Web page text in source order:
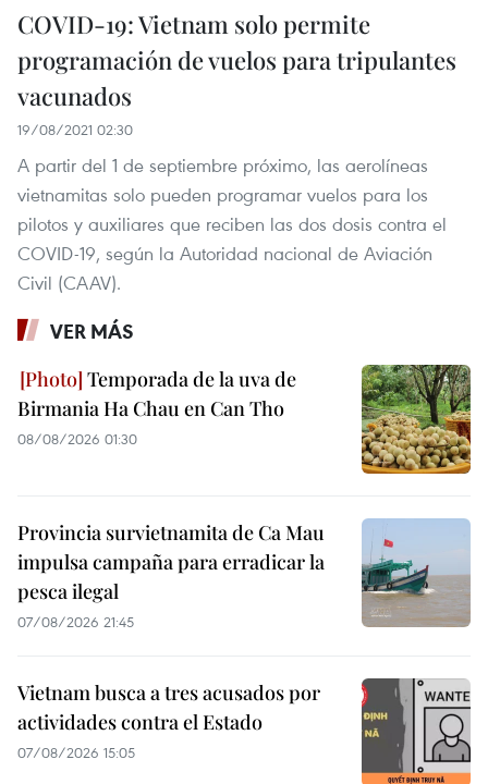
COVID-19: Vietnam solo permite
programación de vuelos para tripulantes
vacunados
19/08/2021 02:30
A partir del 1 de septiembre próximo, las aerolíneas
vietnamitas solo pueden programar vuelos para los
pilotos y auxiliares que reciben las dos dosis contra el
COVID-19, según la Autoridad nacional de Aviación
Civil (CAAV).
VER MÁS
Temporada de la uva de
Birmania Ha Chau en Can Tho
08/08/2026 01:30
Provincia survietnamita de Ca Mau
impulsa campaña para erradicar la
pesca ilegal
07/08/2026 21:45
Vietnam busca a tres acusados por
actividades contra el Estado
07/08/2026 15:05